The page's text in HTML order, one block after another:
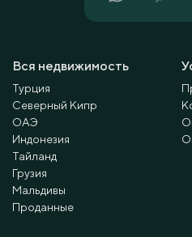
Вся недвижимость
Турция
Северный Кипр
ОАЭ
Индонезия
Тайланд
Грузия
Мальдивы
Проданные